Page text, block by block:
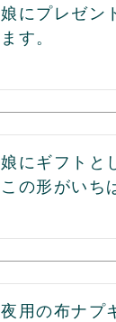
娘にプレゼン
ます。
娘にギフトと
夜用の布ナプ